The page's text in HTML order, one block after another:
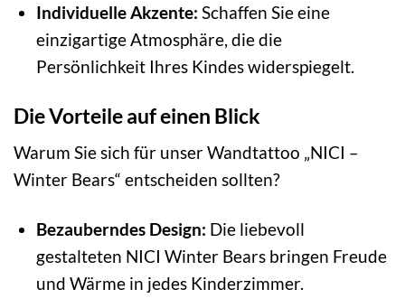
Individuelle Akzente: Schaffen Sie eine
einzigartige Atmosphäre, die die
Persönlichkeit Ihres Kindes widerspiegelt.
Die Vorteile auf einen Blick
Warum Sie sich für unser Wandtattoo „NICI –
Winter Bears“ entscheiden sollten?
Bezauberndes Design: Die liebevoll
gestalteten NICI Winter Bears bringen Freude
und Wärme in jedes Kinderzimmer.